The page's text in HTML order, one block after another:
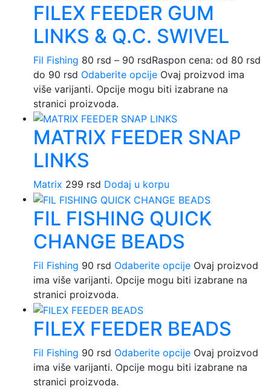
FILEX FEEDER GUM
LINKS & Q.C. SWIVEL
Fil Fishing 80 rsd – 90 rsdRaspon cena: od 80 rsd
do 90 rsd Odaberite opcije Ovaj proizvod ima
više varijanti. Opcije mogu biti izabrane na
stranici proizvoda.
MATRIX FEEDER SNAP
LINKS
Matrix 299 rsd Dodaj u korpu
FIL FISHING QUICK
CHANGE BEADS
Fil Fishing 90 rsd Odaberite opcije Ovaj proizvod
ima više varijanti. Opcije mogu biti izabrane na
stranici proizvoda.
FILEX FEEDER BEADS
Fil Fishing 90 rsd Odaberite opcije Ovaj proizvod
ima više varijanti. Opcije mogu biti izabrane na
stranici proizvoda.